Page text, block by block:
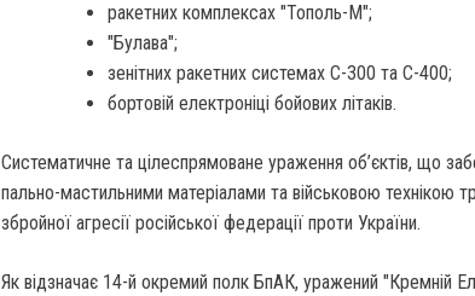
ракетних комплексах "Тополь-М";
"Булава";
зенітних ракетних системах С-300 та С-400;
бортовій електроніці бойових літаків.
Систематичне та цілеспрямоване ураження об’єктів, що
пально-мастильними матеріалами та військовою технікою
збройної агресії російської федерації проти України.
Як відзначає 14-й окремий полк БпАК, уражений "Кремній